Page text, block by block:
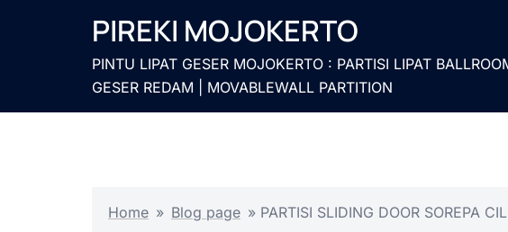
PIREKI MOJOKERTO
PINTU LIPAT GESER MOJOKERTO : PARTISI LIPAT
GESER REDAM | MOVABLEWALL PARTITION
Home » Blog page » PARTISI SLIDING DOOR SOREPA